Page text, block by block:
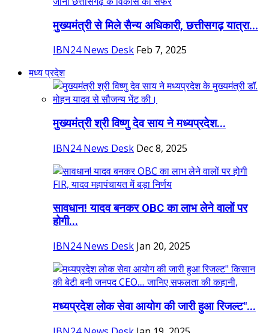
मुख्यमंत्री से मिले सैन्य अधिकारी, छत्तीसगढ़ यात्रा...
IBN24 News Desk Feb 7, 2025
मध्य प्रदेश
मुख्यमंत्री श्री विष्णु देव साय ने मध्यप्रदेश...
IBN24 News Desk Dec 8, 2025
सावधान! यादव बनकर OBC का लाभ लेने वालों पर
होगी...
IBN24 News Desk Jan 20, 2025
मध्यप्रदेश लोक सेवा आयोग की जारी हुआ रिजल्ट"...